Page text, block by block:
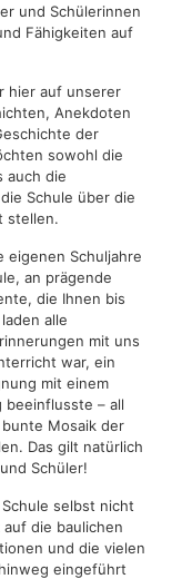
und Schülerinnen
Fähigkeiten auf
hier auf unserer
Anekdoten
der
sowohl die
auch die
Schule über die
stellen.
eigenen Schuljahre
an prägende
die Ihnen bis
alle
mit uns
war, ein
mit einem
beeinflusste – all
Mosaik der
Das gilt natürlich
Schüler!
selbst nicht
die baulichen
und die vielen
eingeführt